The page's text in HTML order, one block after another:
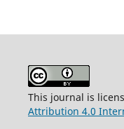
This journal is
Attribution 4.0